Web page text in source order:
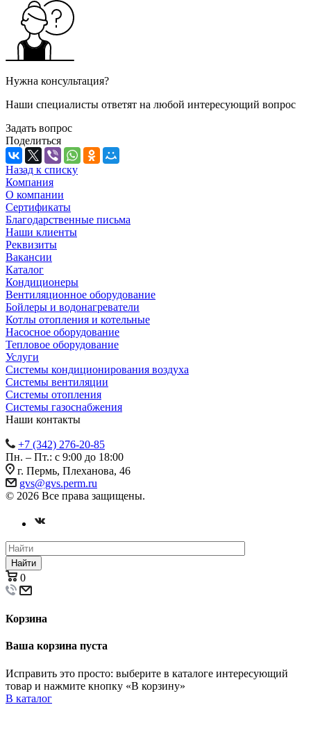
Нужна консультация?
Наши специалисты ответят на любой интересующий вопрос
Задать вопрос
Поделиться
Назад к списку
Компания
О компании
Сертификаты
Благодарственные письма
Наши клиенты
Реквизиты
Вакансии
Каталог
Кондиционеры
Вентиляционное оборудование
Бойлеры и водонагреватели
Котлы отопления и котельные
Насосное оборудование
Тепловое оборудование
Услуги
Системы кондиционирования воздуха
Системы вентиляции
Системы отопления
Системы газоснабжения
Наши контакты
+7 (342) 276-20-85
Пн. – Пт.: с 9:00 до 18:00
г. Пермь, Плеханова, 46
gvs@gvs.perm.ru
© 2026 Все права защищены.
Найти
0
Корзина
Ваша корзина пуста
Исправить это просто: выберите в каталоге интересующий
товар и нажмите кнопку «В корзину»
В каталог